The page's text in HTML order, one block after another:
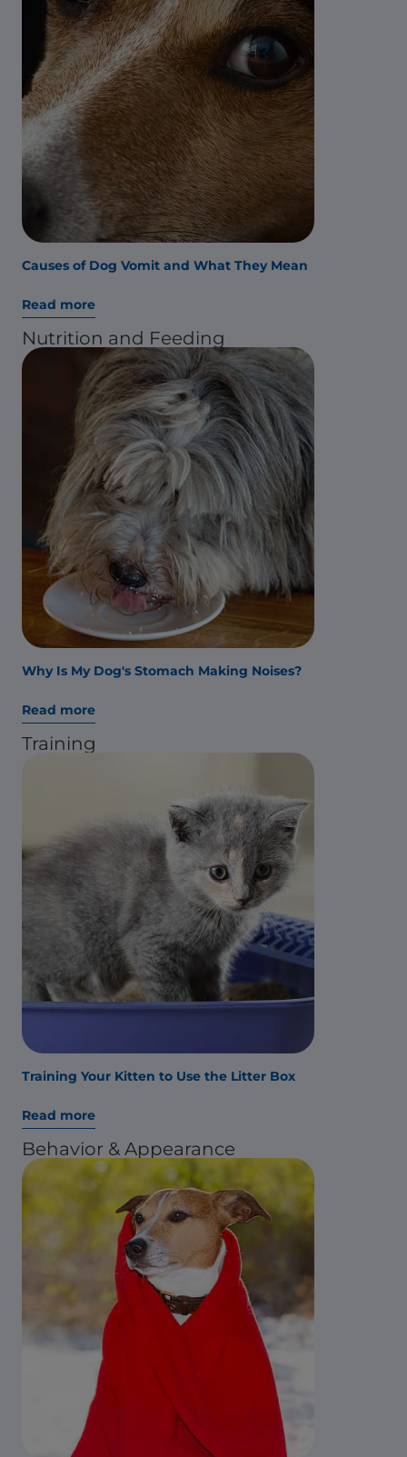
Causes of Dog Vomit and What They Mean
Read more
Nutrition and Feeding
Why Is My Dog's Stomach Making Noises?
Read more
Training
Training Your Kitten to Use the Litter Box
Read more
Behavior & Appearance